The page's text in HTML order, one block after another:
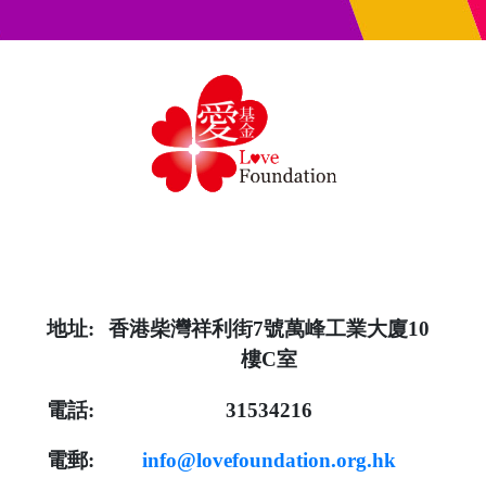
地址:
香港柴灣祥利街7號萬峰工業大廈10
樓C室
電話: 31534216
電郵: info@lovefoundation.org.hk